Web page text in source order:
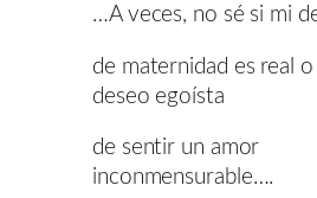
…A veces, no sé si mi
de maternidad es real o
deseo egoísta
de sentir un amor
inconmensurable….